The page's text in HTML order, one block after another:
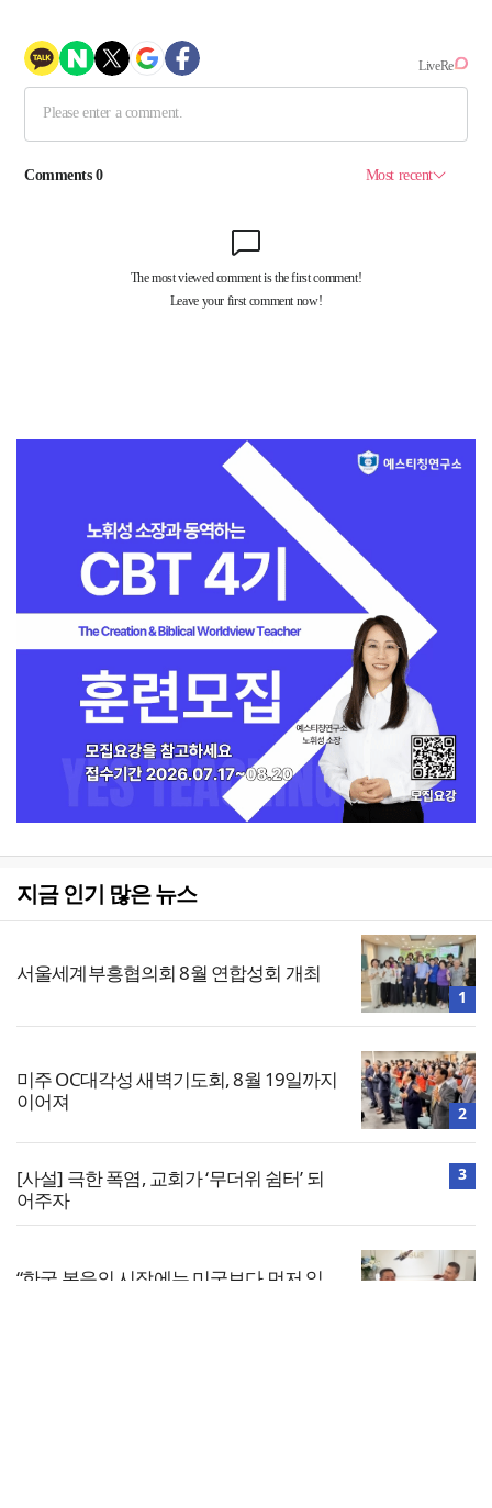
지금 인기 많은 뉴스
서울세계부흥협의회 8월 연합성회 개최
1
미주 OC대각성 새벽기도회, 8월 19일까지
이어져
2
[사설] 극한 폭염, 교회가 ‘무더위 쉼터’ 되
어주자
3
“한국 복음의 시작에는 미국보다 먼저 일